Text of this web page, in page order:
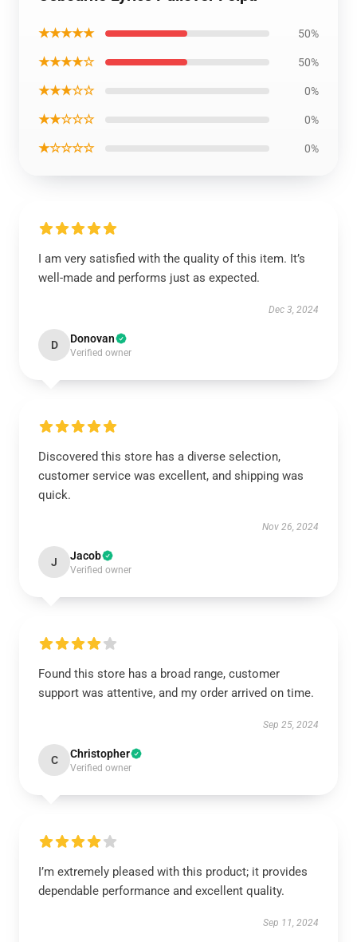
★★★★★ 50%
★★★★☆ 50%
★★★☆☆ 0%
★★☆☆☆ 0%
★☆☆☆☆ 0%
I am very satisfied with the quality of this item. It’s
well-made and performs just as expected.
Dec 3, 2024
D Donovan
Verified owner
Discovered this store has a diverse selection,
customer service was excellent, and shipping was
quick.
Nov 26, 2024
J Jacob
Verified owner
Found this store has a broad range, customer
support was attentive, and my order arrived on time.
Sep 25, 2024
C Christopher
Verified owner
I’m extremely pleased with this product; it provides
dependable performance and excellent quality.
Sep 11, 2024